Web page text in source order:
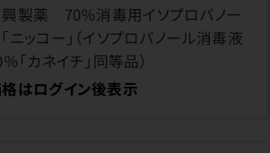
興製薬 70％消毒用イソプロパノー
ニッコー」（イソプロパノール消毒液
「カネイチ」同等品）
はログイン後表示